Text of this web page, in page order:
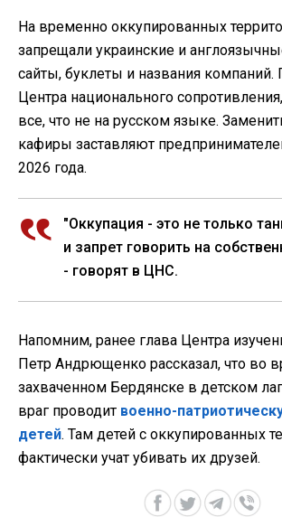
На временно оккупированных
запрещали украинские и
сайты, буклеты и названия
Центра национального
все, что не на русском языке.
кафиры заставляют
2026 года.
"Оккупация - это не только
и запрет говорить на
- говорят в ЦНС.
Напомним, ранее глава Центра
Петр Андрющенко рассказал, что во
захваченном Бердянске в детском
враг проводит военно-
детей. Там детей с оккупированных
фактически учат убивать их друзей.